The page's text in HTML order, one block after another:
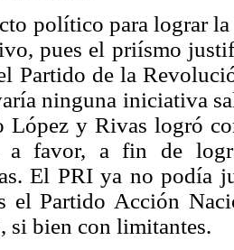
político para lograr
pues el priísmo
Partido de la
ninguna iniciativa
López y Rivas logró
a favor, a fin de
El PRI ya no podía
el Partido Acción
si bien con limitantes.